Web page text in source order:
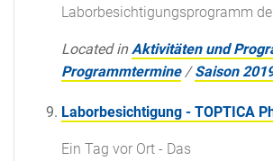
Laborbesichtigungsprogramm
Located in Aktivitäten und
Programmtermine /Saison
Laborbesichtigung - TOPTICA
Ein Tag vor Ort - Das